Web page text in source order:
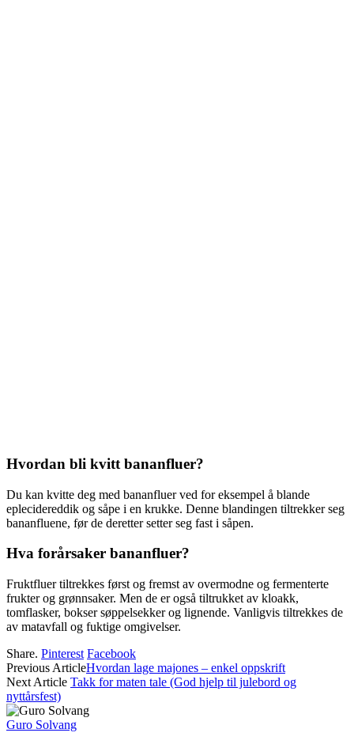
Hvordan bli kvitt bananfluer?
Du kan kvitte deg med bananfluer ved for eksempel å blande
eplecidereddik og såpe i en krukke. Denne blandingen tiltrekker seg
bananfluene, før de deretter setter seg fast i såpen.
Hva forårsaker bananfluer?
Fruktfluer tiltrekkes først og fremst av overmodne og fermenterte
frukter og grønnsaker. Men de er også tiltrukket av kloakk,
tomflasker, bokser søppelsekker og lignende. Vanligvis tiltrekkes de
av matavfall og fuktige omgivelser.
Share. Pinterest Facebook
Previous ArticleHvordan lage majones – enkel oppskrift
Next Article Takk for maten tale (God hjelp til julebord og
nyttårsfest)
Guro Solvang